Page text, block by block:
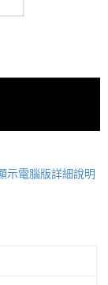
示電腦版詳細說明